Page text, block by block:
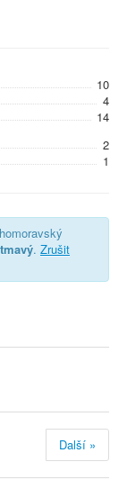
10
4
14
2
1
. Zrušit
Další »